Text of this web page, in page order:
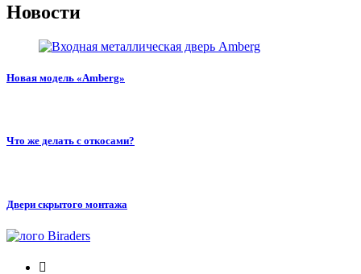
Новости
Новая модель «Amberg»
Что же делать с откосами?
Двери скрытого монтажа